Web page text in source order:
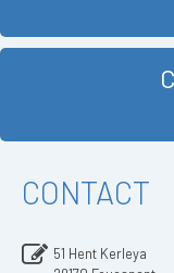
CONTACT
51 Hent Kerleya